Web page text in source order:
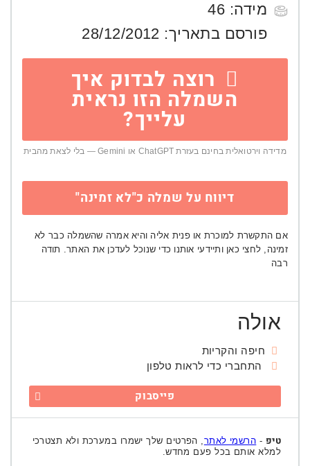
מידה: 46
פורסם בתאריך: 28/12/2012
רוצה לבדוק איך
השמלה הזו נראית
עלייך?
מדידה וירטואלית בחינם בעזרת ChatGPT או Gemini — בלי לצאת מהבית
דיווח על שמלה כ"לא זמינה"
אם התקשרת למוכרת או פנית אליה והיא אמרה שהשמלה כבר לא
זמינה, לחצי כאן ותיידעי אותנו כדי שנוכל לעדכן את האתר. תודה
רבה
אולה
חיפה והקריות
התחברי כדי לראות טלפון
פייסבוק
טיפ - הרשמי לאתר, הפרטים שלך ישמרו במערכת ולא תצטרכי
למלא אותם בכל פעם מחדש.